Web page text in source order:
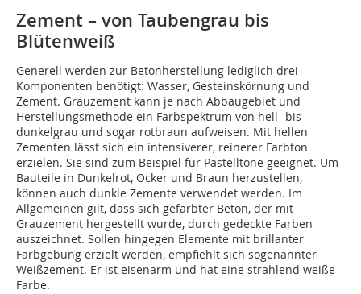
Zement – von Taubengrau bis
Blütenweiß
Generell werden zur Betonherstellung lediglich drei
Komponenten benötigt: Wasser, Gesteinskörnung und
Zement. Grauzement kann je nach Abbaugebiet und
Herstellungsmethode ein Farbspektrum von hell- bis
dunkelgrau und sogar rotbraun aufweisen. Mit hellen
Zementen lässt sich ein intensiverer, reinerer Farbton
erzielen. Sie sind zum Beispiel für Pastelltöne geeignet. Um
Bauteile in Dunkelrot, Ocker und Braun herzustellen,
können auch dunkle Zemente verwendet werden. Im
Allgemeinen gilt, dass sich gefärbter Beton, der mit
Grauzement hergestellt wurde, durch gedeckte Farben
auszeichnet. Sollen hingegen Elemente mit brillanter
Farbgebung erzielt werden, empfiehlt sich sogenannter
Weißzement. Er ist eisenarm und hat eine strahlend weiße
Farbe.